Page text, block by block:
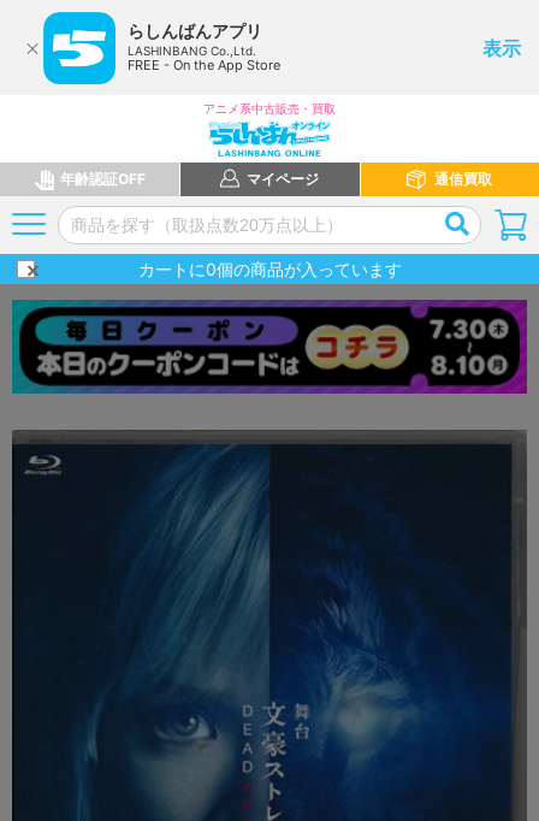
らしんばんアプリ
LASHINBANG Co.,Ltd.
FREE - On the App Store
表示
アニメ系中古販売・買取
年齢認証OFF マイページ 通信買取
カートに0個の商品が入っています